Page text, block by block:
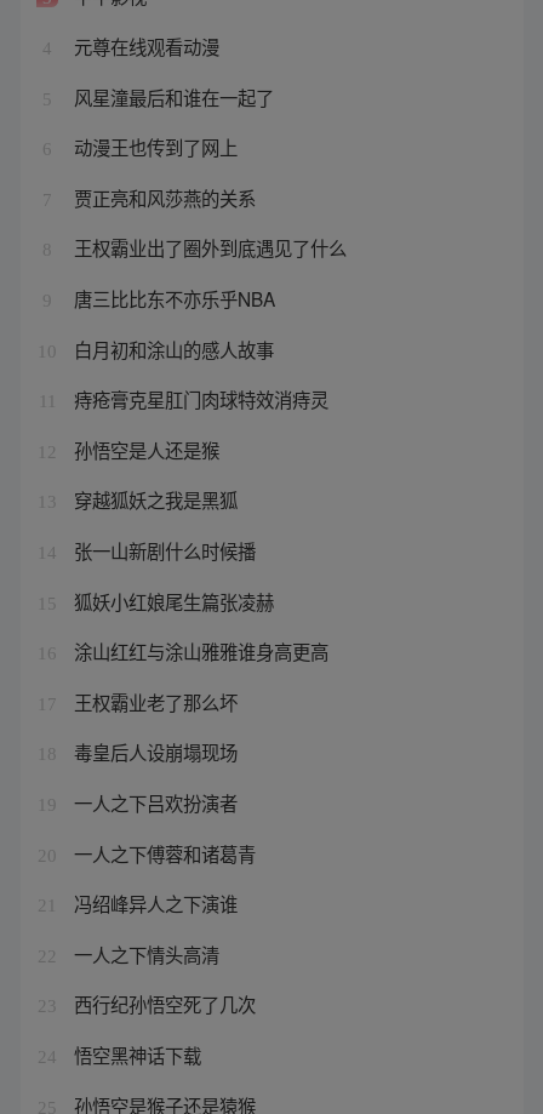
4 元尊在线观看动漫
5 风星潼最后和谁在一起了
6 动漫王也传到了网上
7 贾正亮和风莎燕的关系
8 王权霸业出了圈外到底遇见了什么
9 唐三比比东不亦乐乎NBA
10 白月初和涂山的感人故事
痔疮膏克星肛门肉球特效消痔灵
12 孙悟空是人还是猴
13 穿越狐妖之我是黑狐
14 张一山新剧什么时候播
15 狐妖小红娘尾生篇张凌赫
16 涂山红红与涂山雅雅谁身高更高
17 王权霸业老了那么坏
18 毒皇后人设崩塌现场
19 一人之下吕欢扮演者
20 一人之下傅蓉和诸葛青
21 冯绍峰异人之下演谁
22 一人之下情头高清
23 西行纪孙悟空死了几次
24 悟空黑神话下载
25 孙悟空是猴子还是猿猴